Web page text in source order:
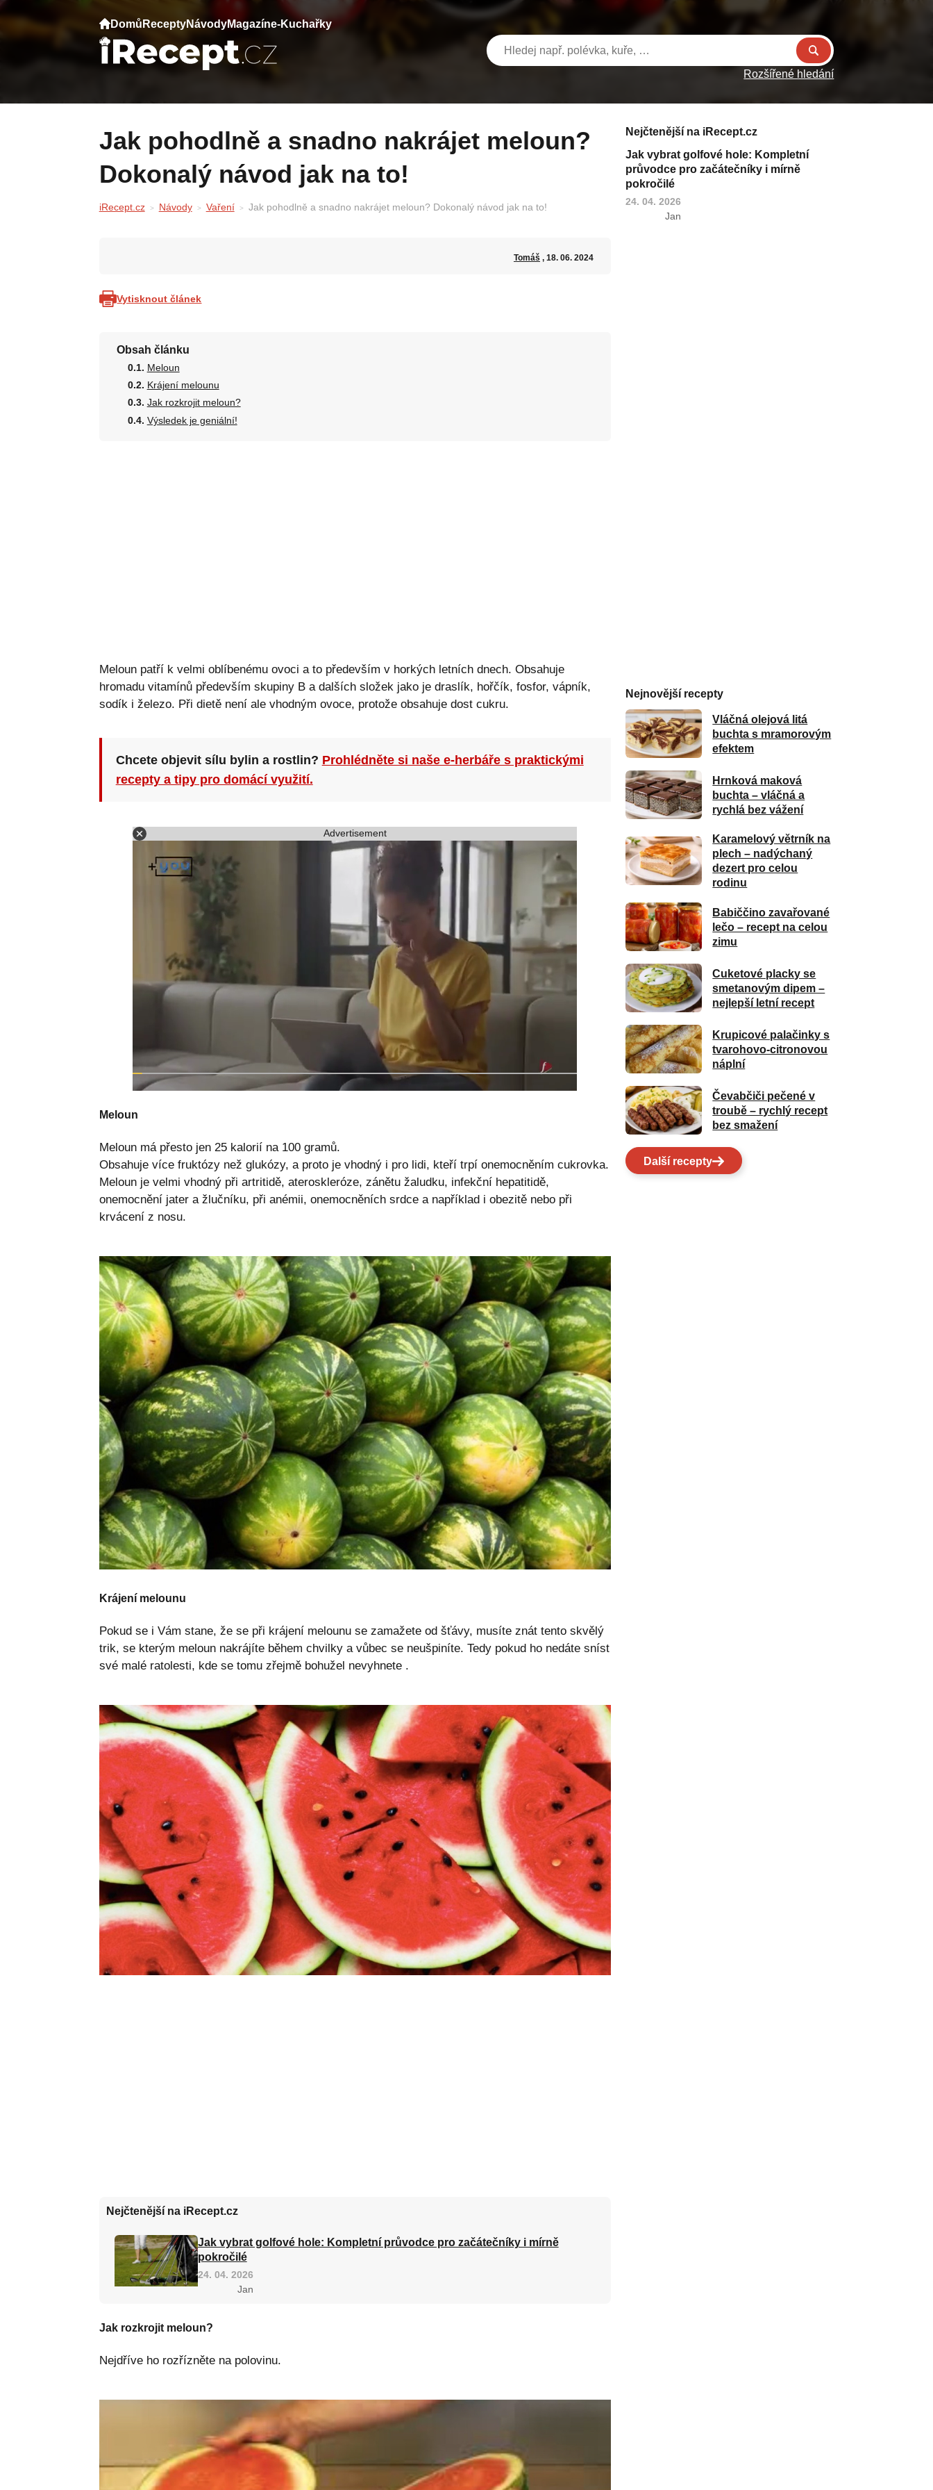
Domů ReceptyNávodyMagazíne-Kuchařky
Rozšířené hledání
Jak pohodlně a snadno nakrájet meloun?
Dokonalý návod jak na to!
iRecept.cz Návody Vaření Jak pohodlně a snadno nakrájet meloun? Dokonalý návod jak na to!
Tomáš , 18. 06. 2024
Vytisknout článek
Obsah článku
Meloun
Krájení melounu
Jak rozkrojit meloun?
Výsledek je geniální!
Meloun patří k velmi oblíbenému ovoci a to především v horkých letních dnech. Obsahuje
hromadu vitamínů především skupiny B a dalších složek jako je draslík, hořčík, fosfor, vápník,
sodík i železo. Při dietě není ale vhodným ovoce, protože obsahuje dost cukru.
Chcete objevit sílu bylin a rostlin? Prohlédněte si naše e-herbáře s praktickými
recepty a tipy pro domácí využití.
Advertisement
Meloun
Meloun má přesto jen 25 kalorií na 100 gramů.
Obsahuje více fruktózy než glukózy, a proto je vhodný i pro lidi, kteří trpí onemocněním cukrovka.
Meloun je velmi vhodný při artritidě, ateroskleróze, zánětu žaludku, infekční hepatitidě,
onemocnění jater a žlučníku, při anémii, onemocněních srdce a například i obezitě nebo při
krvácení z nosu.
Krájení melounu
Pokud se i Vám stane, že se při krájení melounu se zamažete od šťávy, musíte znát tento skvělý
trik, se kterým meloun nakrájíte během chvilky a vůbec se neušpiníte. Tedy pokud ho nedáte sníst
své malé ratolesti, kde se tomu zřejmě bohužel nevyhnete .
Nejčtenější na iRecept.cz
Jak vybrat golfové hole: Kompletní průvodce pro začátečníky i mírně
pokročilé
24. 04. 2026
Jan
Jak rozkrojit meloun?
Nejdříve ho rozřízněte na polovinu.
Nejčtenější na iRecept.cz
Jak vybrat golfové hole: Kompletní
průvodce pro začátečníky i mírně
pokročilé
24. 04. 2026
Jan
Nejnovější recepty
Vláčná olejová litá
buchta s mramorovým
efektem
Hrnková maková
buchta – vláčná a
rychlá bez vážení
Karamelový větrník na
plech – nadýchaný
dezert pro celou
rodinu
Babiččino zavařované
lečo – recept na celou
zimu
Cuketové placky se
smetanovým dipem –
nejlepší letní recept
Krupicové palačinky s
tvarohovo-citronovou
náplní
Čevabčiči pečené v
troubě – rychlý recept
bez smažení
Další recepty